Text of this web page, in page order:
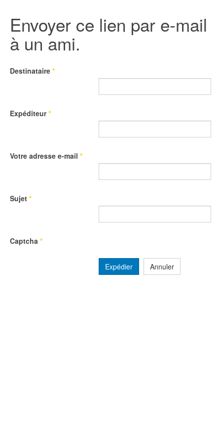
Envoyer ce lien par e-mail
à un ami.
Destinataire *
Expéditeur*
Votre adresse e-mail *
Sujet *
Captcha *
Expédier Annuler